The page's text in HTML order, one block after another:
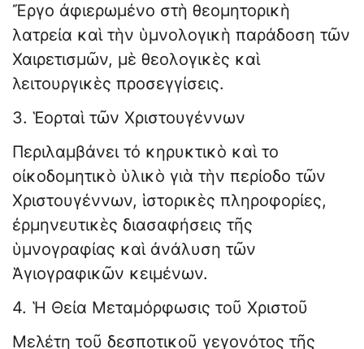
Ἔργο ἀφιερωμένο στὴ θεομητορικὴ
λατρεία καὶ τὴν ὑμνολογικὴ παράδοση τῶν
Χαιρετισμῶν, μὲ θεολογικὲς καὶ
λειτουργικὲς προσεγγίσεις.
3. Ἑορταὶ τῶν Χριστουγέννων
Περιλαμβάνει τό κηρυκτικὸ καὶ το
οἰκοδομητικὸ ὑλικὸ γιὰ τὴν περίοδο τῶν
Χριστουγέννων, ἱστορικὲς πληροφορίες,
ἐρμηνευτικὲς διασαφήσεις τῆς
ὑμνογραφίας καὶ ἀνάλυση τῶν
Ἁγιογραφικῶν κειμένων.
4. Ἡ Θεία Μεταμόρφωσις τοῦ Χριστοῦ
Μελέτη τοῦ δεσποτικοῦ γεγονότος τῆς